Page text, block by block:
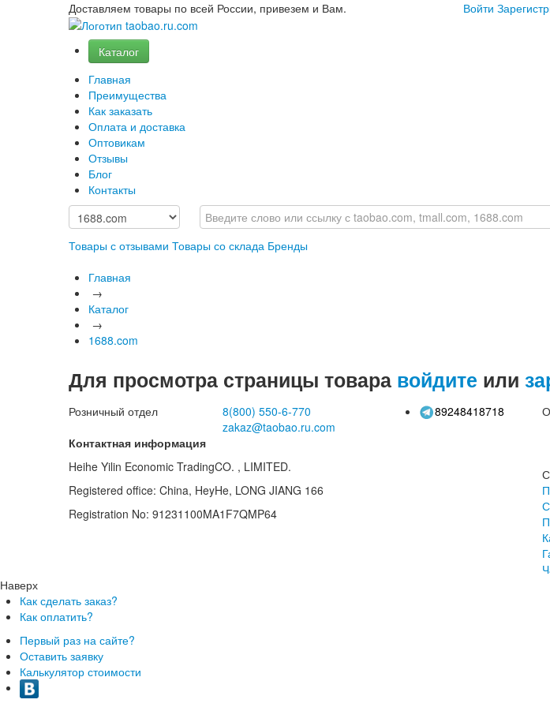
Доставляем товары по всей России, привезем и Вам. Войти
Каталог
Главная
Преимущества
Как заказать
Оплата и доставка
Оптовикам
Отзывы
Блог
Контакты
Товары с отзывами Товары со склада Бренды
Главная
→
Каталог
→
1688.com
Для просмотра страницы товара войдите или
Розничный отдел 8(800) 550-6-770
zakaz@taobao.ru.com
89248418718
Контактная информация
Heihe Yilin Economic TradingCO. , LIMITED.
Registered office: China, HeyHe, LONG JIANG 166
Registration No: 91231100MA1F7QMP64
Наверх
Как сделать заказ?
Как оплатить?
Первый раз на сайте?
Оставить заявку
Калькулятор стоимости